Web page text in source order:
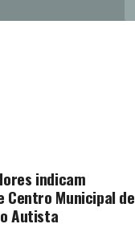
indicam
Centro Municipal de
Autista